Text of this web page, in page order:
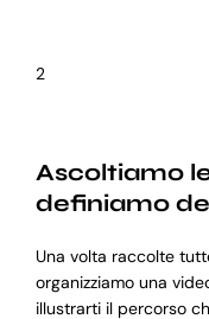
2
Ascoltiamo
definiamo
Una volta raccolte
organizziamo una
illustrarti il percorso